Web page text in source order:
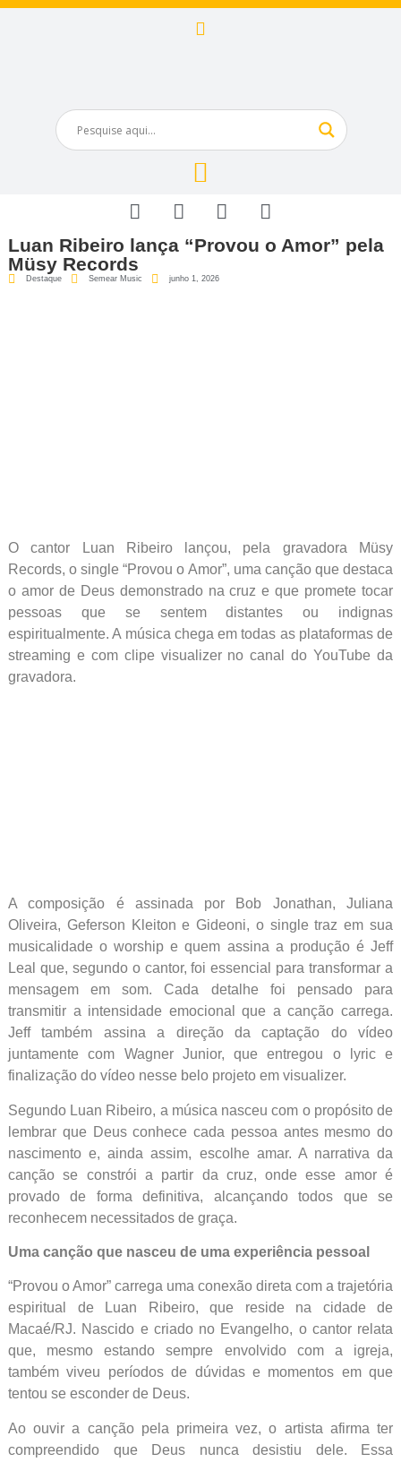
Luan Ribeiro lança “Provou o Amor” pela
Müsy Records
Destaque Semear Music junho 1, 2026
O cantor Luan Ribeiro lançou, pela gravadora Müsy
Records, o single “Provou o Amor”, uma canção que destaca
o amor de Deus demonstrado na cruz e que promete tocar
pessoas que se sentem distantes ou indignas
espiritualmente. A música chega em todas as plataformas de
streaming e com clipe visualizer no canal do YouTube da
gravadora.
A composição é assinada por Bob Jonathan, Juliana
Oliveira, Geferson Kleiton e Gideoni, o single traz em sua
musicalidade o worship e quem assina a produção é Jeff
Leal que, segundo o cantor, foi essencial para transformar a
mensagem em som. Cada detalhe foi pensado para
transmitir a intensidade emocional que a canção carrega.
Jeff também assina a direção da captação do vídeo
juntamente com Wagner Junior, que entregou o lyric e
finalização do vídeo nesse belo projeto em visualizer.
Segundo Luan Ribeiro, a música nasceu com o propósito de
lembrar que Deus conhece cada pessoa antes mesmo do
nascimento e, ainda assim, escolhe amar. A narrativa da
canção se constrói a partir da cruz, onde esse amor é
provado de forma definitiva, alcançando todos que se
reconhecem necessitados de graça.
Uma canção que nasceu de uma experiência pessoal
“Provou o Amor” carrega uma conexão direta com a trajetória
espiritual de Luan Ribeiro, que reside na cidade de
Macaé/RJ. Nascido e criado no Evangelho, o cantor relata
que, mesmo estando sempre envolvido com a igreja,
também viveu períodos de dúvidas e momentos em que
tentou se esconder de Deus.
Ao ouvir a canção pela primeira vez, o artista afirma ter
compreendido que Deus nunca desistiu dele. Essa